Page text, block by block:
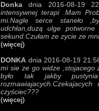
Donka dnia 2016-08-19
intensywnej terapi .Mam
mi.Nagle serce staneło
udchłan,duzą ulge
sekund.Czułam ze zycie ze
(więcej)
DONKA dnia 2016-08-19
mi sie ze go widze ,stojacego
było tak jakby
czyściec???
(więcej)